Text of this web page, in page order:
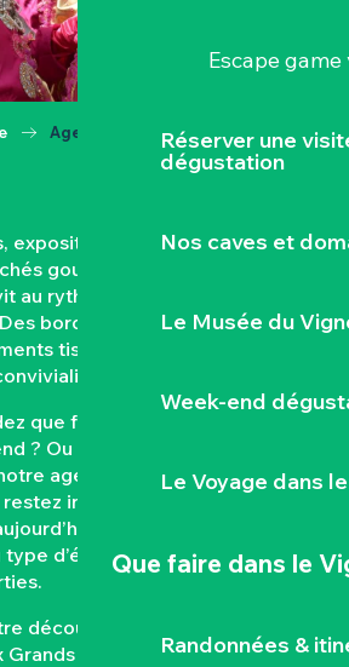
Escape
Réserver une
dégustation
Nos caves et
Le Musée du
Week-end
Le Voyage dans
Que faire dans le
Randonnées &
Agenda
expositions, vendanges,
gourmands… Toute l’année, le
au rythme de ses rendez-vous
bords de Loire aux coteaux de
tissent un lien fort entre
que faire dans le Vignoble
? Ou quel est l’agenda de
agenda mis à jour
informés des sorties dans le
et à venir. Filtrez par
d’événement pour composer
découverte, consultez nos
Grands événements et aux